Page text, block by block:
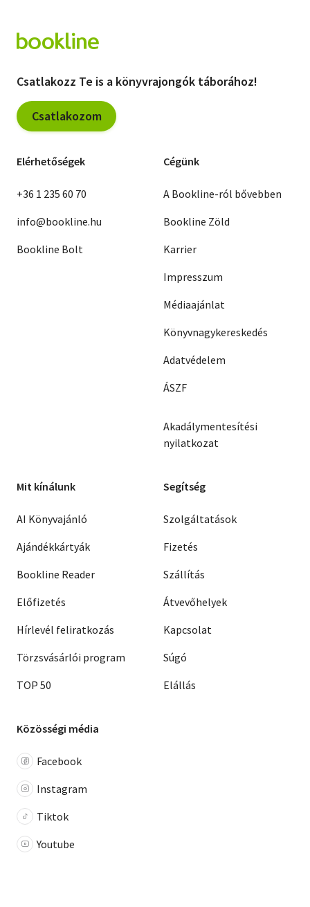
Csatlakozz Te is a könyvrajongók táborához!
Csatlakozom
Elérhetőségek
+36 1 235 60 70
info@bookline.hu
Bookline Bolt
Cégünk
A Bookline-ról bővebben
Bookline Zöld
Karrier
Impresszum
Médiaajánlat
Könyvnagykereskedés
Adatvédelem
ÁSZF
Akadálymentesítési
nyilatkozat
Mit kínálunk
AI Könyvajánló
Ajándékkártyák
Bookline Reader
Előfizetés
Hírlevél feliratkozás
Törzsvásárlói program
TOP 50
Segítség
Szolgáltatások
Fizetés
Szállítás
Átvevőhelyek
Kapcsolat
Súgó
Elállás
Közösségi média
Facebook
Instagram
Tiktok
Youtube